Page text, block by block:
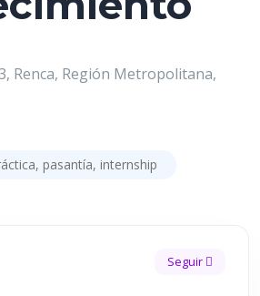
Renca, Región Metropolitana,
pasantía, internship
Seguir